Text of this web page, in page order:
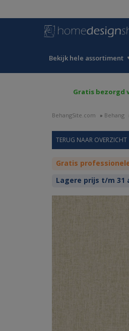
Bekijk hele assortiment
Gratis bezorgd
BehangSite.com » Behang
Gratis
Lagere prijs t/m 31